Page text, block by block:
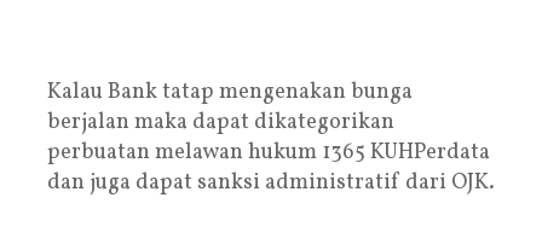
Kalau Bank tatap mengenakan bunga
berjalan maka dapat dikategorikan
perbuatan melawan hukum 1365 KUHPerdata
dan juga dapat sanksi administratif dari OJK.